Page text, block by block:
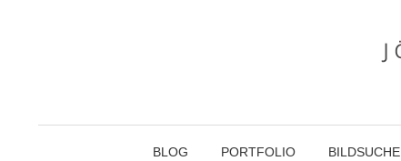
BLOG PORTFOLIO BILDSUCHE